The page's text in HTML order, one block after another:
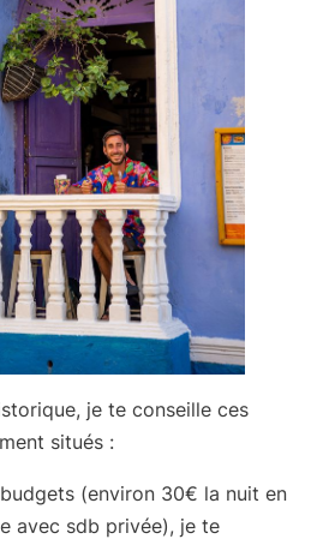
, je te conseille ces
situés :
(environ 30€ la nuit en
avec sdb privée), je te